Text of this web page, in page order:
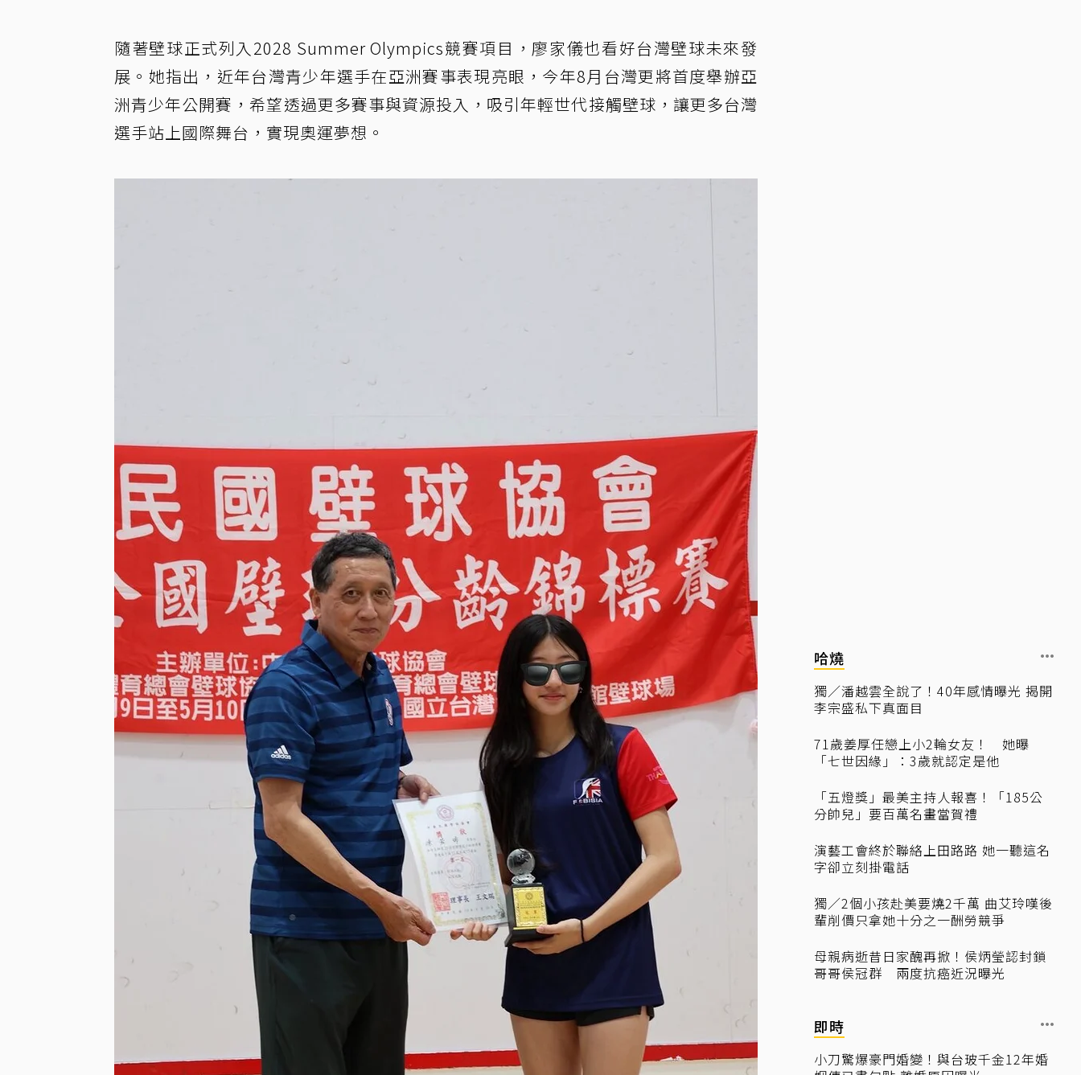
隨著壁球正式列入2028 Summer Olympics競賽項目，廖家儀也看好台灣壁球未來發
展。她指出，近年台灣青少年選手在亞洲賽事表現亮眼，今年8月台灣更將首度舉辦亞
洲青少年公開賽，希望透過更多賽事與資源投入，吸引年輕世代接觸壁球，讓更多台灣
選手站上國際舞台，實現奧運夢想。
哈燒
獨／潘越雲全說了！40年感情曝光 揭開
李宗盛私下真面目
71歲姜厚任戀上小2輪女友！ 她曝
「七世因緣」：3歲就認定是他
「五燈獎」最美主持人報喜！「185公
分帥兒」要百萬名畫當賀禮
演藝工會終於聯絡上田路路 她一聽這名
字卻立刻掛電話
獨／2個小孩赴美要燒2千萬 曲艾玲嘆後
輩削價只拿她十分之一酬勞競爭
母親病逝昔日家醜再掀！侯炳瑩認封鎖
哥哥侯冠群 兩度抗癌近況曝光
即時
小刀驚爆豪門婚變！與台玻千金12年婚